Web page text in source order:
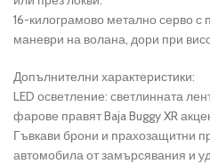
16-килограмово метално серво с
маневри на волана, дори при
Допълнителни характеристики:
LED осветление: светлинната
фарове правят Baja Buggy XR
Гъвкави брони и прахозащитни
автомобила от замърсявания и